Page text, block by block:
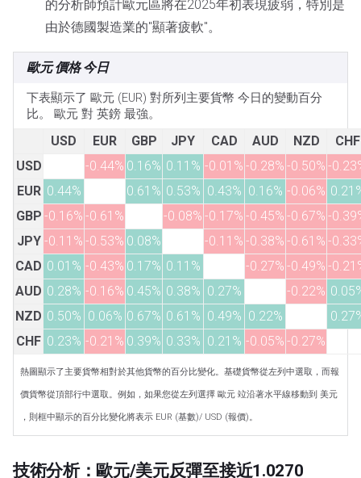
的分析師預計歐元區將在2025年初表現疲弱，特別是
由於德國製造業的"顯著疲軟"。
歐元 價格 今日
下表顯示了 歐元 (EUR) 對所列主要貨幣 今日的變動百分
比。 歐元 對 英鎊 最強。
USD EUR GBP JPY CAD AUD NZD
CHF
USD
-0.44% 0.16% 0.11% -0.01% -0.28% -0.50% -
EUR 0.44% 0.61% 0.53% 0.43% 0.16% -0.06%
GBP -0.16% -0.61% -0.08% -0.17% -0.45% -0.67% -
JPY -0.11% -0.53% 0.08% -0.11% -0.38% -0.61% -
CAD 0.01% -0.43% 0.17% 0.11% -0.27% -0.49% -
AUD 0.28% -0.16% 0.45% 0.38% 0.27% -0.22%
NZD 0.50% 0.06% 0.67% 0.61% 0.49% 0.22%
CHF 0.23% -0.21% 0.39% 0.33% 0.21% -0.05% -0.27%
熱圖顯示了主要貨幣相對於其他貨幣的百分比變化。基礎貨幣從左列中選取，而報
價貨幣從頂部行中選取。例如，如果您從左列選擇 歐元 竝沿著水平線移動到 美元
，則框中顯示的百分比變化將表示 EUR (基數)/ USD (報價)。
技術分析：歐元/美元反彈至接近1.0270